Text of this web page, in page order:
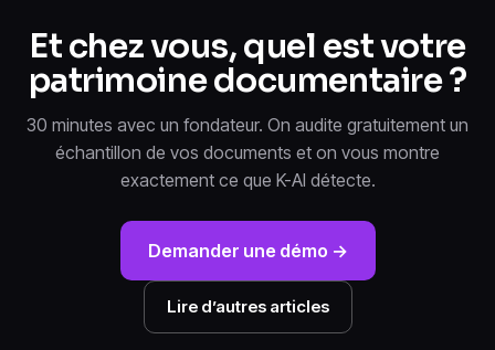
Et chez vous, quel est votre
patrimoine documentaire ?
30 minutes avec un fondateur. On audite gratuitement un
échantillon de vos documents et on vous montre
exactement ce que K-AI détecte.
Demander une démo →
Lire d’autres articles